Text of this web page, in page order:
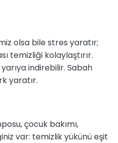
olsa bile stres yaratır;
temizliği kolaylaştırır.
indirebilir. Sabah
yaratır.
çocuk bakımı,
var: temizlik yükünü eşit